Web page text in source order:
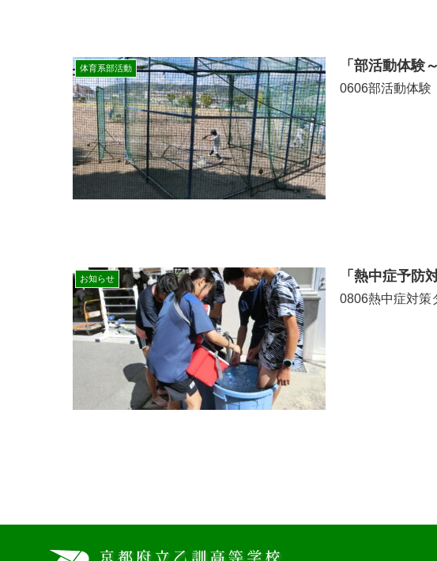
体育系部活動 「部活動体験
0606部活動体験
お知らせ 「熱中症予防
0806熱中症対策